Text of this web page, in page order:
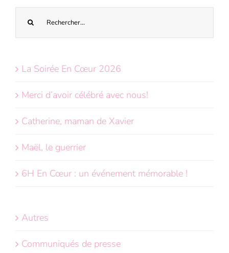
:
La Soirée En Cœur 2026
Merci d’avoir célébré avec nous!
Catherine, maman de Xavier
Maël, le guerrier
6H En Cœur : un événement mémorable !
Autres
Communiqués de presse